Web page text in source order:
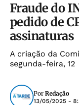
Fraude do
pedido de
assinaturas
A criação da
segunda-feira, 12
Por Redação
13/05/2025 -